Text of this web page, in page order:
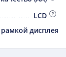
LCD
дисплея